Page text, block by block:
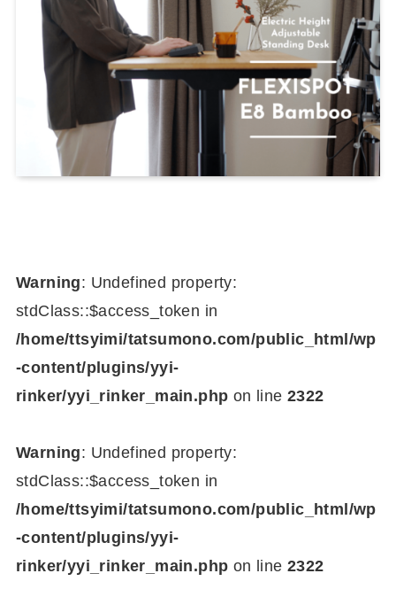
Warning: Undefined property:
stdClass::$access_token in
/home/ttsyimi/tatsumono.com/public_html/wp
-content/plugins/yyi-
rinker/yyi_rinker_main.php on line2322
Warning: Undefined property:
stdClass::$access_token in
/home/ttsyimi/tatsumono.com/public_html/wp
-content/plugins/yyi-
rinker/yyi_rinker_main.php on line2322